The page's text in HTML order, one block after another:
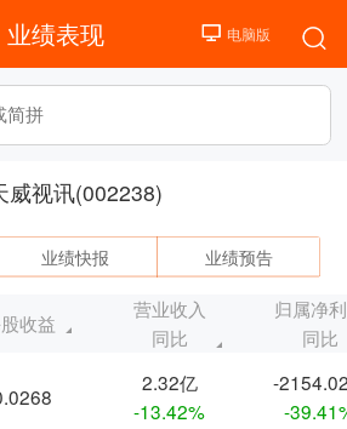
业绩表现
威视讯(002238)
业绩快报 业绩预告
收益
营业收入
同比
归属净
同比
2.32亿
-13.42%
-
-